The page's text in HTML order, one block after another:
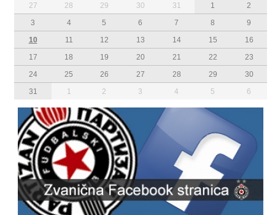
27 28 29 30 31 1
2
3
4 5 6 7 8
9
10
11 12 13 14 15
16
17
18 19 20 21 22
23
24
25 26 27 28 29
30
31
1 2 3 4 5 6